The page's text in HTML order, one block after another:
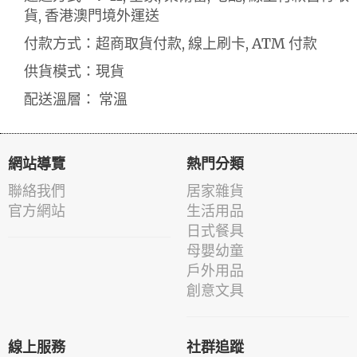
貨, 香港澳門境外運送
付款方式：超商取貨付款, 線上刷卡, ATM 付款
供貨模式：現貨
配送溫層： 常溫
網站導覽
聯絡我們
官方網站
熱門分類
居家雜貨
生活用品
日式餐具
母嬰幼童
戶外用品
創意文具
線上服務 社群追蹤